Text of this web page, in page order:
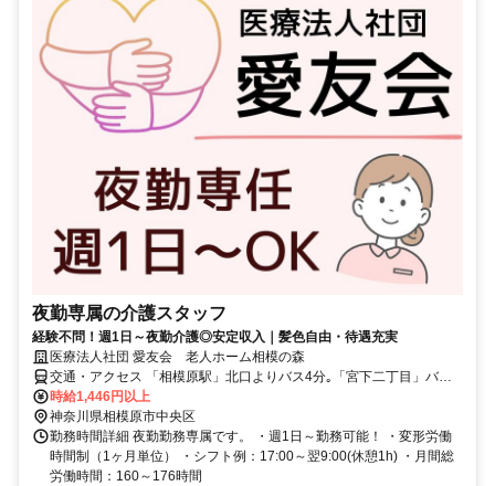
夜勤専属の介護スタッフ
経験不問！週1日～夜勤介護◎安定収入｜髪色自由・待遇充実
医療法人社団 愛友会 老人ホーム相模の森
交通・アクセス 「相模原駅」北口よりバス4分｡「宮下二丁目」バス
停下車 / 「多摩境駅」より徒歩13分 / 「橋本駅」より徒歩25分
時給1,446円以上
神奈川県相模原市中央区
勤務時間詳細 夜勤勤務専属です。 ・週1日～勤務可能！ ・変形労働
時間制（1ヶ月単位） ・シフト例：17:00～翌9:00(休憩1h) ・月間総
労働時間：160～176時間